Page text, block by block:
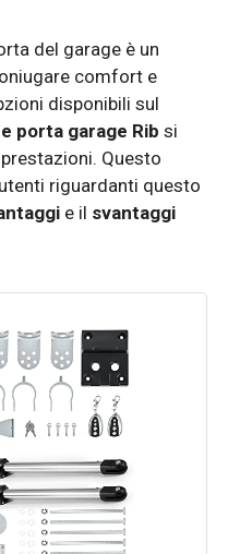
del garage è un
comfort e
disponibili sul
porta garage Rib si
Questo
utenti riguardanti questo
e il svantaggi